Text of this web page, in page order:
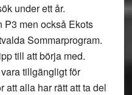
under ett år.
P3 men också Ekots
Sommarprogram.
till att börja med.
tillgängligt för
att alla har rätt att ta del